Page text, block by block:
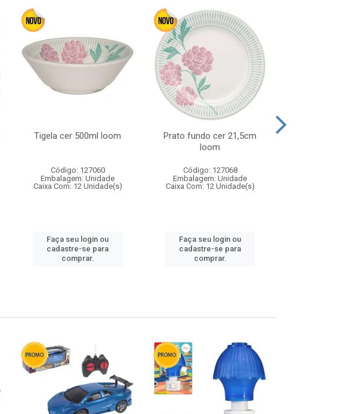
Tigela cer 500ml loom
Código: 127060
Embalagem: Unidade
Caixa Com: 12 Unidade(s)
Faça seu login ou
cadastre-se para
comprar.
Prato fundo cer 21,5cm
loom
Código: 127068
Embalagem: Unidade
Caixa Com: 12 Unidade(s)
Faça seu login ou
cadastre-se para
comprar.